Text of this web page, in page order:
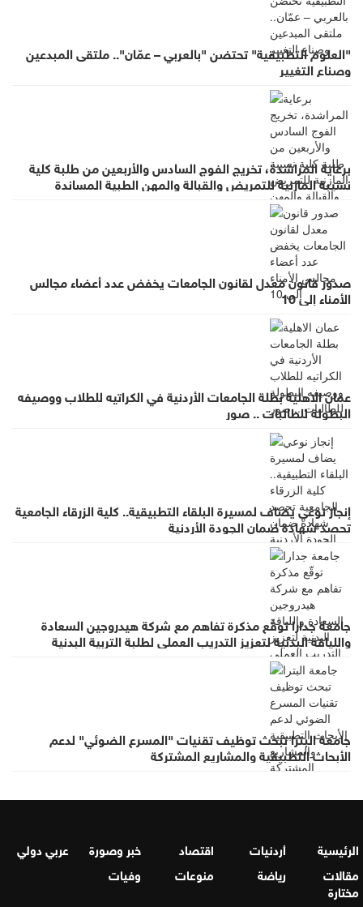
"العلوم التطبيقية" تحتضن "بالعربي – عمّان".. ملتقى المبدعين
وصناع التغيير
برعاية المراشدة، تخريج الفوج السادس والأربعين من طلبة كلية
نسيبة المازنية للتمريض والقبالة والمهن الطبية المساندة
صدور قانون معدل لقانون الجامعات يخفض عدد أعضاء مجالس
الأمناء إلى 10
عمان الاهلية بطلة الجامعات الأردنية في الكراتيه للطلاب ووصيفه
البطولة للطالبات .. صور
إنجاز نوعي يضاف لمسيرة البلقاء التطبيقية.. كلية الزرقاء الجامعية
تحصد شهادة ضمان الجودة الأردنية
جامعة جدارا توقّع مذكرة تفاهم مع شركة هيدروجين السعادة
واللياقة البدنية لتعزيز التدريب العملي لطلبة التربية البدنية
جامعة البترا تبحث توظيف تقنيات "المسرع الضوئي" لدعم
الأبحاث التطبيقية والمشاريع المشتركة
الرئيسية أردنيات اقتصاد خبر وصورة
عربي دولي
مقالات
مختارة
رياضة منوعات وفيات